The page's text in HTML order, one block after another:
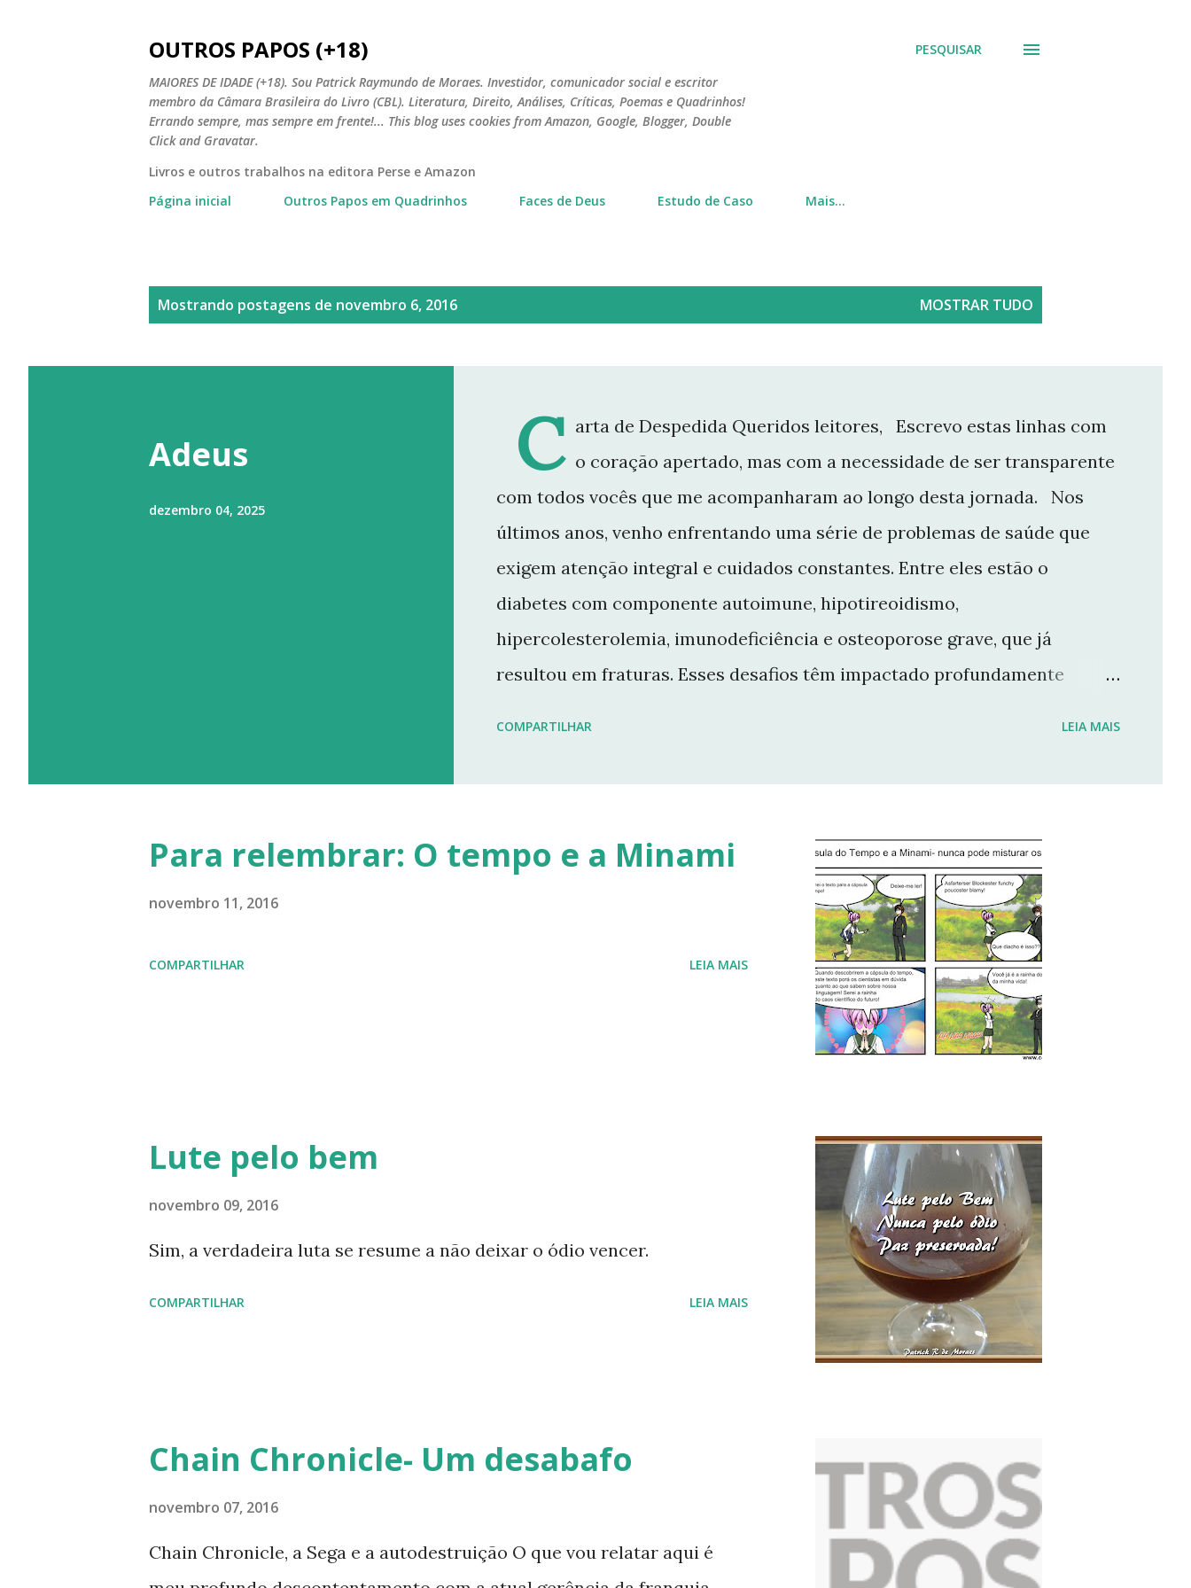
OUTROS PAPOS (+18)
MAIORES DE IDADE (+18). Sou Patrick Raymundo de Moraes. Investidor, comunicador social e escritor
membro da Câmara Brasileira do Livro (CBL). Literatura, Direito, Análises, Críticas, Poemas e Quadrinhos!
Errando sempre, mas sempre em frente!... This blog uses cookies from Amazon, Google, Blogger, Double
Click and Gravatar.
PESQUISAR
Livros e outros trabalhos na editora Perse e Amazon
Página inicial
Outros Papos em Quadrinhos Faces de Deus Estudo de Caso Mais…
s
Mostrando postagens de novembro 6, 2016 MOSTRAR TUDO
Adeus
dezembro 04, 2025
C arta de Despedida Queridos leitores, Escrevo estas linhas com
o coração apertado, mas com a necessidade de ser transparente
com todos vocês que me acompanharam ao longo desta jornada. Nos
últimos anos, venho enfrentando uma série de problemas de saúde que
exigem atenção integral e cuidados constantes. Entre eles estão o
diabetes com componente autoimune, hipotireoidismo,
hipercolesterolemia, imunodeficiência e osteoporose grave, que já
resultou em fraturas. Esses desafios têm impactado profundamente
decisão de dar uma pausa no blog. Não posso garantir quando — ou se —
saúde e buscar qualidade de vida dentro das limitações que enfrento.
Quero agradecer imensamente a cada um de vocês que esteve comigo,
COMPARTILHAR LEIA MAIS
Para relembrar: O tempo e a Minami
novembro 11, 2016
COMPARTILHAR LEIA MAIS
Lute pelo bem
novembro 09, 2016
Sim, a verdadeira luta se resume a não deixar o ódio vencer.
COMPARTILHAR LEIA MAIS
Chain Chronicle- Um desabafo
novembro 07, 2016
Chain Chronicle, a Sega e a autodestruição O que vou relatar aqui é